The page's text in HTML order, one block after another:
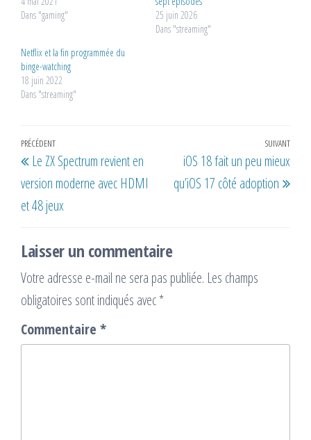
Dans "gaming"
25 juin 2026
Dans "streaming"
Netflix et la fin programmée du
binge-watching
18 juin 2022
Dans "streaming"
Navigation
de
l’article
Article
précédent
PRÉCÉDENT
Le ZX Spectrum revient en
version moderne avec HDMI
et 48 jeux
SUIVANT
iOS 18 fait un peu mieux
qu’iOS 17 côté adoption
Laisser un commentaire
Votre adresse e-mail ne sera pas publiée. Les champs
obligatoires sont indiqués avec*
Commentaire *